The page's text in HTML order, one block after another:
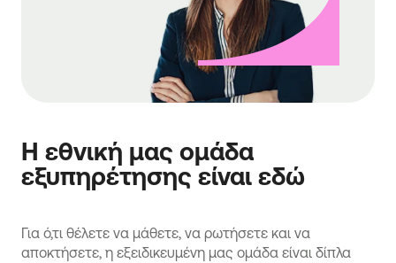
Η εθνική μας ομάδα
εξυπηρέτησης είναι εδώ
Για ό,τι θέλετε να μάθετε, να ρωτήσετε και να
αποκτήσετε, η εξειδικευμένη μας ομάδα είναι δίπλα